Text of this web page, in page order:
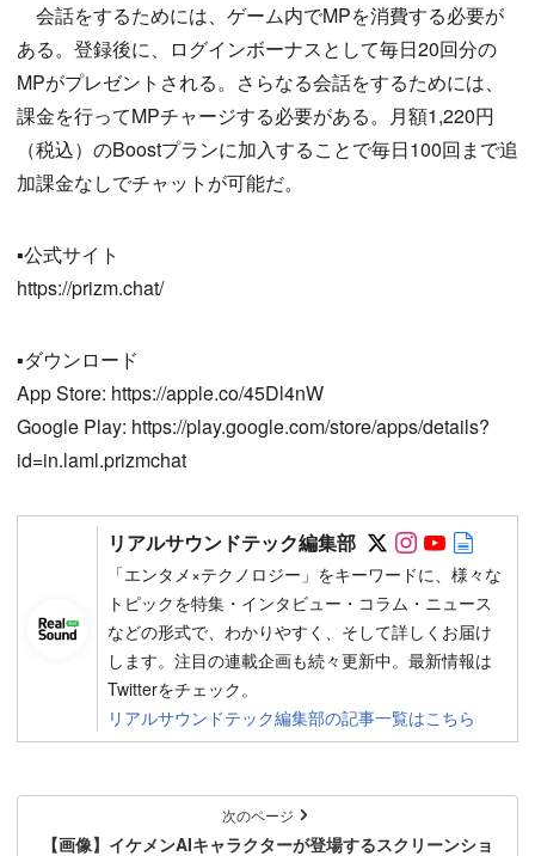
会話をするためには、ゲーム内でMPを消費する必要が
ある。登録後に、ログインボーナスとして毎日20回分の
MPがプレゼントされる。さらなる会話をするためには、
課金を行ってMPチャージする必要がある。月額1,220円
（税込）のBoostプランに加入することで毎日100回まで追
加課金なしでチャットが可能だ。
▪️公式サイト
https://prizm.chat/
▪️ダウンロード
App Store: https://apple.co/45Dl4nW
Google Play: https://play.google.com/store/apps/details?
id=in.laml.prizmchat
リアルサウンドテック編集部 Follow on
Follow on
Follow
「エンタメ×テクノロジー」をキーワードに、様々な
トピックを特集・インタビュー・コラム・ニュース
などの形式で、わかりやすく、そして詳しくお届け
します。注目の連載企画も続々更新中。最新情報は
Twitterをチェック。
リアルサウンドテック編集部の記事一覧はこちら
次のページ
【画像】イケメンAIキャラクターが登場するスクリーンショ